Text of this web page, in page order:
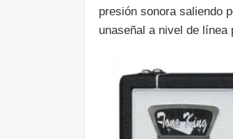
presión sonora saliendo
unaseñal a nivel de línea